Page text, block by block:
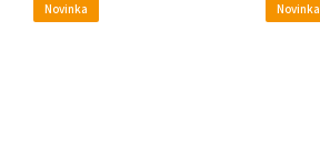
Novinka Novinka